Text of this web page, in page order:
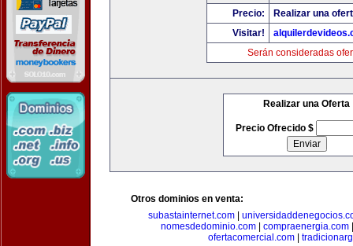
Precio:
Realizar una
Visitar!
Serán consideradas
Realizar una Oferta
Precio Ofrecido $
Otros dominios en venta:
subastainternet.com|
nomesdedominio.com| compraenergia.com
ofertacomercial.com